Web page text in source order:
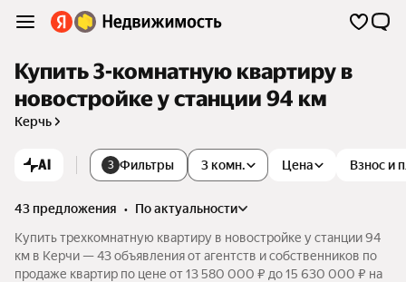
Купить 3-комнатную квартиру в
новостройке у станции 94 км
Керчь
AI 3 Фильтры Цена Взнос и
3 комн.
43 предложения •
по актуальности
Купить трехкомнатную квартиру в новостройке у станции 94
км в Керчи — 43 объявления от агентств и собственников по
продаже квартир по цене от 13 580 000 ₽ до 15 630 000 ₽ на